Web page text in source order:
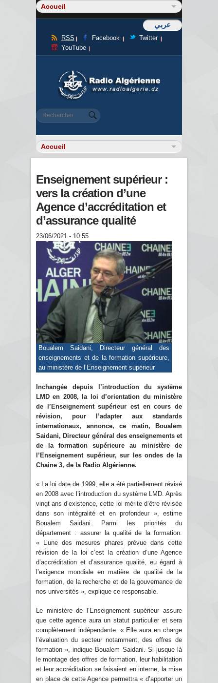
عربي
RSS Facebook
Twitter
YouTube
Formulaire de recherche
Rechercher
Enseignement supérieur :
vers la création d’une
Agence d’accréditation et
d’assurance qualité
23/06/2021 - 10:55
Boualem Saidani, Directeur général des
enseignements et de la formation supérieure,
au ministère de l’Enseignement supérieur
Inchangée depuis l’introduction du système
LMD en 2008, la loi d’orientation du ministère
de l’Enseignement supérieur est en cours de
révision, pour l’adapter aux standards
internationaux, annonce, ce matin, Boualem
Saidani, Directeur général des enseignements et
de la formation supérieure au ministère de
l’Enseignement supérieur, sur les ondes de la
Chaine 3, de la Radio Algérienne.
« La loi date de 1999, elle a été partiellement révisé
en 2008 avec l’introduction du système LMD. Après
vingt ans d’existence, cette loi mérite d’être révisée
dans son intégralité et en profondeur », estime
Boualem Saidani. Parmi les priorités du
département : assurer la qualité de la formation.
« L’une des mesures phares prévue dans cette
révision de la loi c’est la création d’une Agence
d’accréditation et d’assurance qualité, eu égard à
l’exigence mondiale en matière de qualité de la
formation, de la recherche et de la gouvernance de
nos universités », explique ce responsable.
Le ministère de l’Enseignement supérieur assure
que cette agence aura un statut particulier et sera
complètement indépendante. « Elle aura en charge
l’évaluation du secteur notamment, des offres de
formation », indique Boualem Saidani. Si jusque là
le montage des offres de formation, leur habilitation
et leur accréditation se faisaient en interne, la mise
en place de cette Agence permettra « d’apporter un